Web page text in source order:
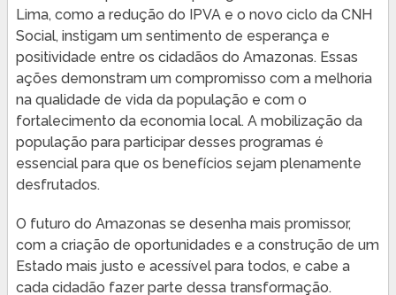
Lima, como a redução do IPVA e o novo ciclo da CNH
Social, instigam um sentimento de esperança e
positividade entre os cidadãos do Amazonas. Essas
ações demonstram um compromisso com a melhoria
na qualidade de vida da população e com o
fortalecimento da economia local. A mobilização da
população para participar desses programas é
essencial para que os benefícios sejam plenamente
desfrutados.
O futuro do Amazonas se desenha mais promissor,
com a criação de oportunidades e a construção de um
Estado mais justo e acessível para todos, e cabe a
cada cidadão fazer parte dessa transformação.